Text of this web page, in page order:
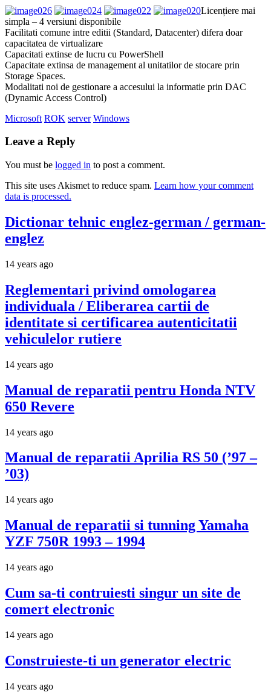
Licențiere mai
simpla – 4 versiuni disponibile
Facilitati comune intre editii (Standard, Datacenter) difera doar
capacitatea de virtualizare
Capacitati extinse de lucru cu PowerShell
Capacitate extinsa de management al unitatilor de stocare prin
Storage Spaces.
Modalitati noi de gestionare a accesului la informatie prin DAC
(Dynamic Access Control)
Microsoft ROK server Windows
Leave a Reply
You must be logged in to post a comment.
This site uses Akismet to reduce spam. Learn how your comment
data is processed.
Dictionar tehnic englez-german / german-
englez
14 years ago
Reglementari privind omologarea
individuala / Eliberarea cartii de
identitate si certificarea autenticitatii
vehiculelor rutiere
14 years ago
Manual de reparatii pentru Honda NTV
650 Revere
14 years ago
Manual de reparatii Aprilia RS 50 (’97 –
’03)
14 years ago
Manual de reparatii si tunning Yamaha
YZF 750R 1993 – 1994
14 years ago
Cum sa-ti contruiesti singur un site de
comert electronic
14 years ago
Construieste-ti un generator electric
14 years ago